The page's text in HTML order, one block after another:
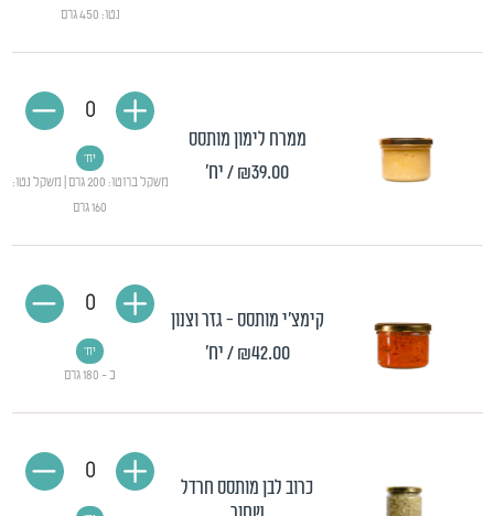
נטו: 450 גרם
ממרח לימון מותסס
₪39.00/ יח'
משקל ברוטו: 200 גרם | משקל נטו:
160 גרם
יח'
0
קימצ׳י מותסס - גזר וצנון
₪42.00 / יח'
כ - 180 גרם
יח'
0
כרוב לבן מותסס חרדל
0